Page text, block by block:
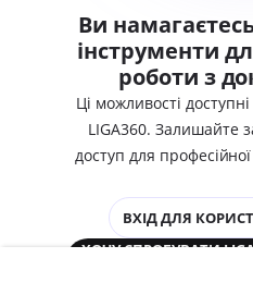
Ви
інструменти
роботи з
Ці можливості
LIGA360. Залишайте
доступ для
ВХІД ДЛЯ
ХОЧУ СПРОБУВАТИ